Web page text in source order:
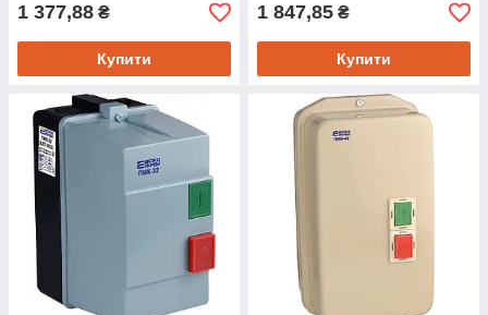
1 377,88 ₴
Купити
1 847,85 ₴
Купити